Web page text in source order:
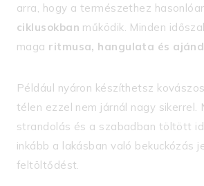
arra, hogy a természethez
ciklusokban működik. Minden
maga ritmusa, hangulata és
Például nyáron készíthetsz
télen ezzel nem járnál nagy sikerrel.
strandolás és a szabadban töltött
inkább a lakásban való bekuckózás
feltöltődést.